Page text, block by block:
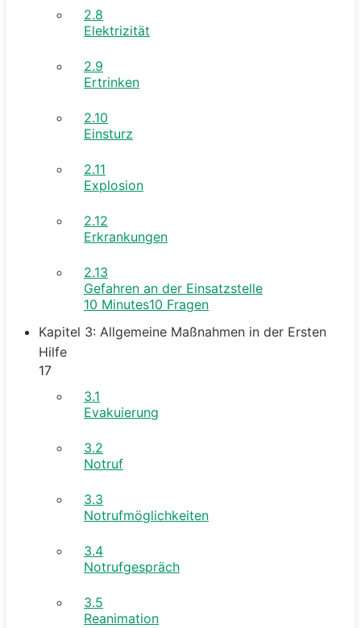
2.8
Elektrizität
2.9
Ertrinken
2.10
Einsturz
2.11
Explosion
2.12
Erkrankungen
2.13
Gefahren an der Einsatzstelle
10 Minutes10 Fragen
Kapitel 3: Allgemeine Maßnahmen in der Ersten
Hilfe
17
3.1
Evakuierung
3.2
Notruf
3.3
Notrufmöglichkeiten
3.4
Notrufgespräch
3.5
Reanimation